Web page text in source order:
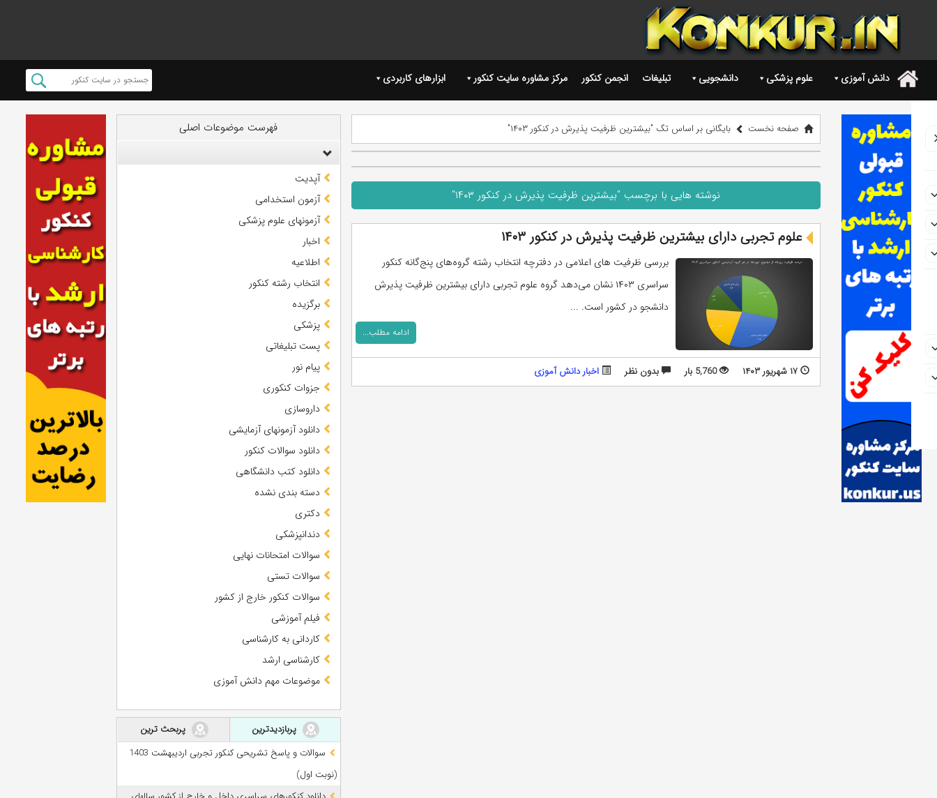
. دانش آموزی علوم پزشکی دانشجویی تبلیغات انجمن کنکور مرکز مشاوره سایت کنکور ابزارهای کاربردی
صفحه نخست بایگانی بر اساس تگ "بیشترین ظرفیت پذیرش در کنکور ۱۴۰۳"
نوشته هایی با برچسب "بیشترین ظرفیت پذیرش در کنکور ۱۴۰۳"
علوم تجربی دارای بیشترین ظرفیت پذیرش در کنکور ۱۴۰۳
بررسی ظرفیت های اعلامی در دفترچه انتخاب رشته گروه‌های پنج‌گانه کنکور
سراسری ۱۴۰۳ نشان می‌دهد گروه علوم تجربی دارای بیشترین ظرفیت پذیرش
دانشجو در کشور است. ...
ادامه مطلب...
۱۷ شهریور ۱۴۰۳ 5,760 بار بدون نظر اخبار دانش آموزی
فهرست موضوعات اصلی
آپدیت
آزمون استخدامی
آزمونهای علوم پزشکی
اخبار
اطلاعیه
انتخاب رشته کنکور
برگزیده
پزشکی
پست تبلیغاتی
پیام نور
جزوات کنکوری
داروسازی
دانلود آزمونهای آزمایشی
دانلود سوالات کنکور
دانلود کتب دانشگاهی
دسته بندی نشده
دکتری
دندانپزشکی
سوالات امتحانات نهایی
سوالات تستی
سوالات کنکور خارج از کشور
فیلم آموزشی
کاردانی به کارشناسی
کارشناسی ارشد
موضوعات مهم دانش آموزی
پربازدیدترین
پربحث ترین
سوالات و پاسخ تشریحی کنکور تجربی اردیبهشت 1403
(نوبت اول)